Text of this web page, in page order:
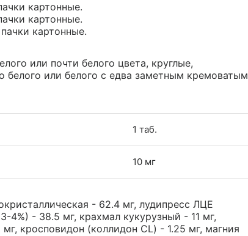
картонные.
картонные.
картонные.
или почти белого цвета, круглые,
белого или белого с едва заметным кремоватым
1 таб.
10 мг
- 62.4 мг, лудипресс ЛЦЕ
4%) - 38.5 мг, крахмал кукурузный - 11 мг,
кросповидон (коллидон CL) - 1.25 мг, магния